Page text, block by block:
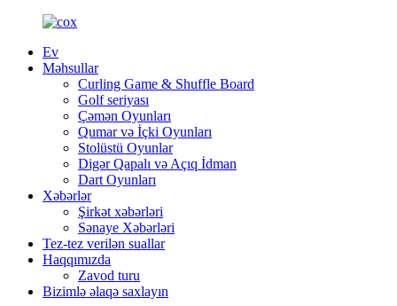
Ev
Məhsullar
Curling Game & Shuffle Board
Golf seriyası
Çəmən Oyunları
Qumar və İçki Oyunları
Stolüstü Oyunlar
Digər Qapalı və Açıq İdman
Dart Oyunları
Xəbərlər
Şirkət xəbərləri
Sənaye Xəbərləri
Tez-tez verilən suallar
Haqqımızda
Zavod turu
Bizimlə əlaqə saxlayın